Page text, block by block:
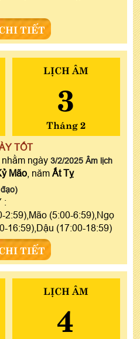
TIẾT
LỊCH ÂM
3
Tháng 2
TỐT
nhằm ngày 3/2/2025 Âm lịch
Mão , năm Ất Tỵ
:
2:59),Mão (5:00-6:59),Ngọ
16:59),Dậu (17:00-18:59)
TIẾT
LỊCH ÂM
4